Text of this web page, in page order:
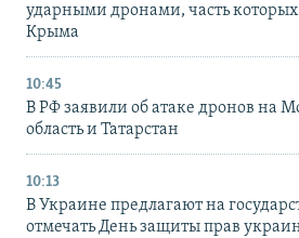
ударными дронами, часть
Крыма
10:45
В РФ заявили об атаке дронов на
область и Татарстан
10:13
В Украине предлагают на
отмечать День защиты прав